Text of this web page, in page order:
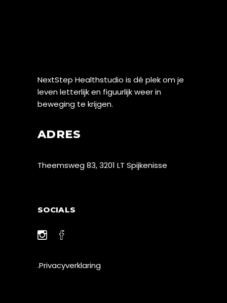
NextStep Healthstudio is dé plek om je
leven letterlijk en figuurlijk weer in
beweging te krijgen.
ADRES
Theemsweg 83, 3201 LT Spijkenisse
SOCIALS
.Privacyverklaring